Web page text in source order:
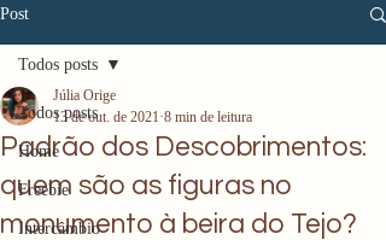
Post
Todos posts
Home
Freebie
Intercâmbio
Todos posts
Padrão dos Descobrimentos:
quem são as figuras no
monumento à beira do Tejo?
Júlia Orige
13 de out. de 2021 8 min de leitura